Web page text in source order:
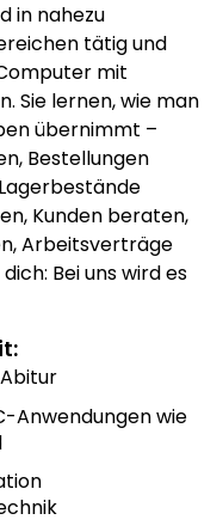
in nahezu
tätig und
mit
Sie lernen, wie man
übernimmt –
Bestellungen
Kunden beraten,
Arbeitsverträge
Bei uns wird es
Anwendungen wie